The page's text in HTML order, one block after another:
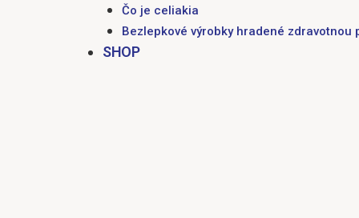
Čo je celiakia
Bezlepkové výrobky hradené zdravotnou
SHOP